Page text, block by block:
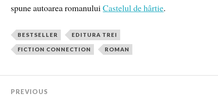
spune autoarea romanuluiCastelul de hârtie.
BESTSELLER EDITURA TREI
FICTION CONNECTION ROMAN
PREVIOUS